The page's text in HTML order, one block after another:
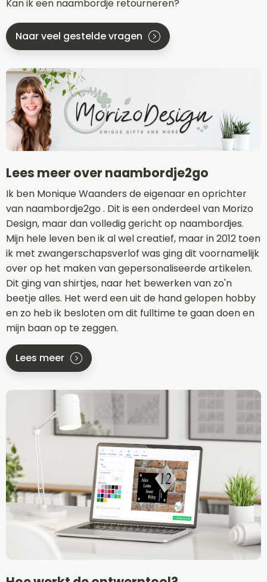
Kan ik een naambordje retourneren?
Naar veel gestelde vragen
Lees meer over naambordje2go
Ik ben Monique Waanders de eigenaar en oprichter
van naambordje2go . Dit is een onderdeel van Morizo
Design, maar dan volledig gericht op naambordjes.
Mijn hele leven ben ik al wel creatief, maar in 2012 toen
ik met zwangerschapsverlof was ging dit voornamelijk
over op het maken van gepersonaliseerde artikelen.
Dit ging van shirtjes, naar het bewerken van zo'n
beetje alles. Het werd een uit de hand gelopen hobby
en zo heb ik besloten om dit fulltime te gaan doen en
mijn baan op te zeggen.
Lees meer